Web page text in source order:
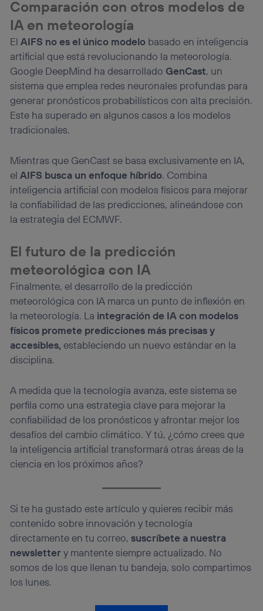
Comparación con otros modelos de
IA en meteorología
ElAIFS no es el único modelo basado en inteligencia
artificial que está revolucionando la meteorología.
Google DeepMind ha desarrollado GenCast, un
sistema que emplea redes neuronales profundas para
generar pronósticos probabilísticos con alta precisión.
Este ha superado en algunos casos a los modelos
tradicionales.
Mientras que GenCast se basa exclusivamente en IA,
elAIFS busca un enfoque híbrido. Combina
inteligencia artificial con modelos físicos para mejorar
la confiabilidad de las predicciones, alineándose con
la estrategia del ECMWF.
El futuro de la predicción
meteorológica con IA
Finalmente, el desarrollo de la predicción
meteorológica con IA marca un punto de inflexión en
la meteorología. La integración de IA con modelos
físicos promete predicciones más precisas y
accesibles,estableciendo un nuevo estándar en la
disciplina.
A medida que la tecnología avanza, este sistema se
perfila como una estrategia clave para mejorar la
confiabilidad de los pronósticos y afrontar mejor los
desafíos del cambio climático. Y tú, ¿cómo crees que
la inteligencia artificial transformará otras áreas de la
ciencia en los próximos años?
Si te ha gustado este artículo y quieres recibir más
contenido sobre innovación y tecnología
directamente en tu correo,suscríbete a nuestra
newslettery mantente siempre actualizado. No
somos de los que llenan tu bandeja, solo compartimos
los lunes.